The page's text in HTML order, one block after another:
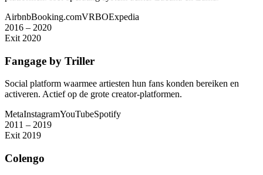
AirbnbBooking.comVRBOExpedia
2016 – 2020
Exit 2020
Fangage by Triller
Social platform waarmee artiesten hun fans konden bereiken en
activeren. Actief op de grote creator-platformen.
MetaInstagramYouTubeSpotify
2011 – 2019
Exit 2019
Colengo